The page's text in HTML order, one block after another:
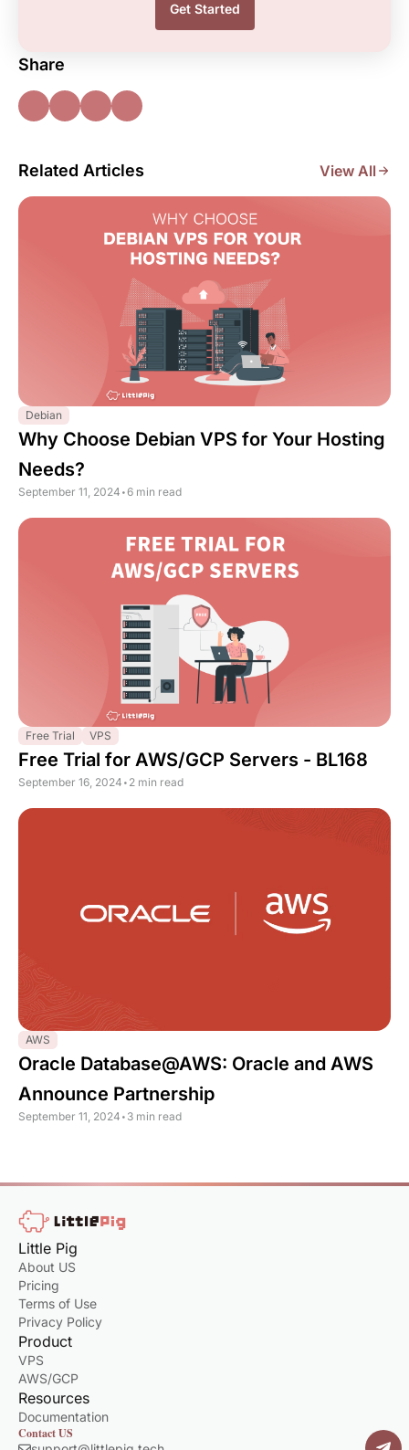
Share
Get Started
Related Articles View All
Debian
Why Choose Debian VPS for Your Hosting
Needs?
September 11, 2024 •6 min read
Free Trial VPS
Free Trial for AWS/GCP Servers - BL168
September 16, 2024 • 2 min read
AWS
Oracle Database@AWS: Oracle and AWS
Announce Partnership
September 11, 2024 • 3 min read
Little Pig
About US
Pricing
Terms of Use
Privacy Policy
Product
VPS
AWS/GCP
Resources
Documentation
Contact US